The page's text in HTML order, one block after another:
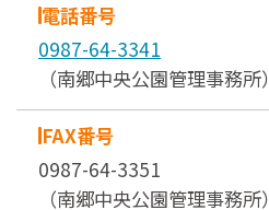
電話番号
0987-64-3341
（南郷中央公園管理事務所）
FAX番号
0987-64-3351
（南郷中央公園管理事務所）